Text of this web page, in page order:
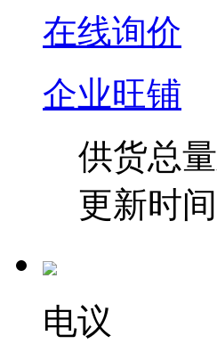
在线询价
企业旺铺
供货总量
更新时间
电议